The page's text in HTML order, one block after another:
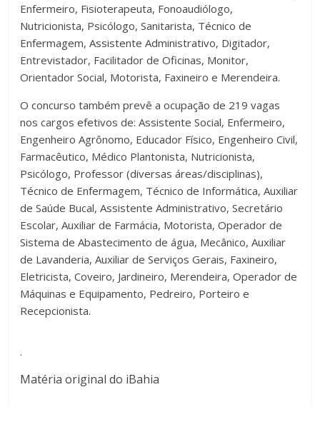
Enfermeiro, Fisioterapeuta, Fonoaudiólogo,
Nutricionista, Psicólogo, Sanitarista, Técnico de
Enfermagem, Assistente Administrativo, Digitador,
Entrevistador, Facilitador de Oficinas, Monitor,
Orientador Social, Motorista, Faxineiro e Merendeira.
O concurso também prevê a ocupação de 219 vagas
nos cargos efetivos de: Assistente Social, Enfermeiro,
Engenheiro Agrônomo, Educador Físico, Engenheiro Civil,
Farmacêutico, Médico Plantonista, Nutricionista,
Psicólogo, Professor (diversas áreas/disciplinas),
Técnico de Enfermagem, Técnico de Informática, Auxiliar
de Saúde Bucal, Assistente Administrativo, Secretário
Escolar, Auxiliar de Farmácia, Motorista, Operador de
Sistema de Abastecimento de água, Mecânico, Auxiliar
de Lavanderia, Auxiliar de Serviços Gerais, Faxineiro,
Eletricista, Coveiro, Jardineiro, Merendeira, Operador de
Máquinas e Equipamento, Pedreiro, Porteiro e
Recepcionista.
.
Matéria original do iBahia